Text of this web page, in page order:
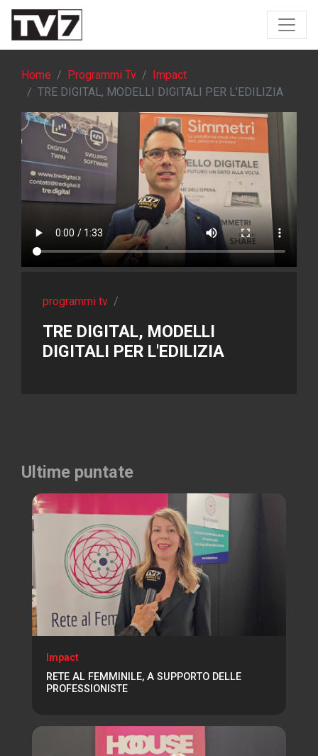
Home Programmi Tv
Impact
TRE DIGITAL, MODELLI DIGITALI PER L'EDILIZIA
programmi tv /
TRE DIGITAL, MODELLI
DIGITALI PER L'EDILIZIA
Ultime puntate
Impact
RETE AL FEMMINILE, A SUPPORTO DELLE
PROFESSIONISTE